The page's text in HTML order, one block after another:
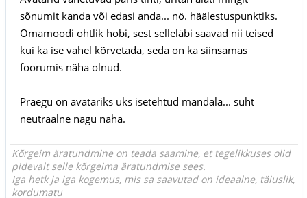
sõnumit kanda või edasi anda... nö. häälestuspunktiks.
Omamoodi ohtlik hobi, sest selleläbi saavad nii teised
kui ka ise vahel kõrvetada, seda on ka siinsamas
foorumis näha olnud.
Praegu on avatariks üks isetehtud mandala... suht
neutraalne nagu näha.
Kõrgeim äratundmine on teada saamine, et tegelikkuses olid
pidevalt selle kõrgeima äratundmise sees.
Iga hetk ja iga kogemus, mis sa saavutad on ideaalne, täiuslik,
kordumatu